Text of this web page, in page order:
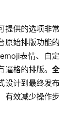
提供的选项非常
原始排版功能的
表情、自定
格的排版。 全
设计到最终发布
有效减少操作步